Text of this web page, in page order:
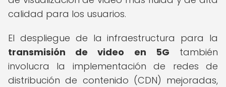
calidad para los usuarios.
El despliegue de la infraestructura para la
transmisión de video en 5G también
involucra la implementación de redes de
distribución de contenido (CDN) mejoradas,